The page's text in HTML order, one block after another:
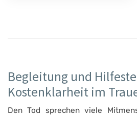
Begleitung und
Kostenklarheit im
Den Tod sprechen viele